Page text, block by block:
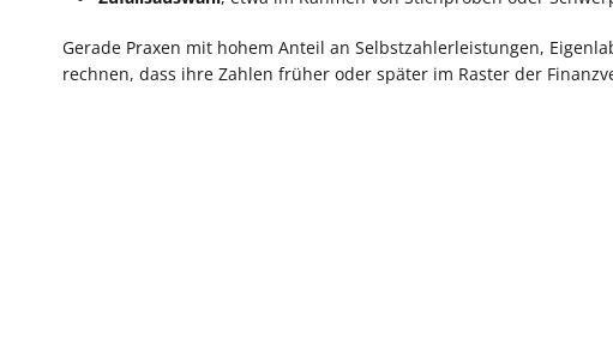
Gerade Praxen mit hohem Anteil an Selbstzahlerleistungen,
rechnen, dass ihre Zahlen früher oder später im Raster der